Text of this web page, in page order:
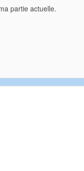
partie actuelle.